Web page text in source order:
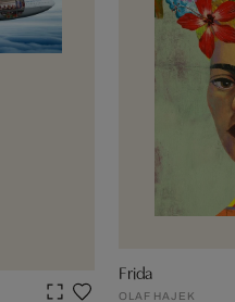
Frida
OLAF HAJEK